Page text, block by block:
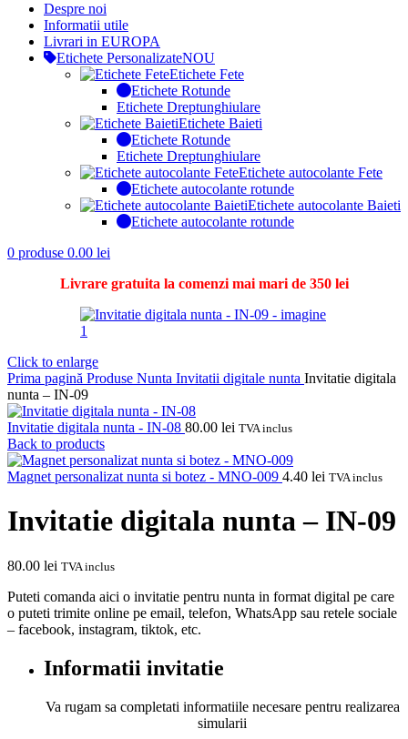
Despre noi
Informatii utile
Livrari in EUROPA
Etichete PersonalizateNOU
Etichete Fete
Etichete Rotunde
Etichete Dreptunghiulare
Etichete Baieti
Etichete Rotunde
Etichete Dreptunghiulare
Etichete autocolante Fete
Etichete autocolante rotunde
Etichete autocolante Baieti
Etichete autocolante rotunde
0 produse 0.00 lei
Livrare gratuita la comenzi mai mari de 350 lei
Click to enlarge
Prima pagină Produse Nunta Invitatii digitale nunta Invitatie digitala
nunta – IN-09
Invitatie digitala nunta - IN-08 80.00 lei TVA inclus
Back to products
Magnet personalizat nunta si botez - MNO-009 4.40 lei TVA inclus
Invitatie digitala nunta – IN-09
80.00 lei TVA inclus
Puteti comanda aici o invitatie pentru nunta in format digital pe care
o puteti trimite online pe email, telefon, WhatsApp sau retele sociale
– facebook, instagram, tiktok, etc.
Informatii invitatie
Va rugam sa completati informatiile necesare pentru realizarea
simularii